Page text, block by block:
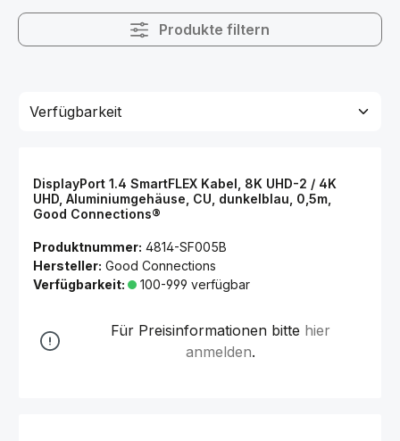
Produkte filtern
DisplayPort 1.4 SmartFLEX Kabel, 8K UHD-2 / 4K
UHD, Aluminiumgehäuse, CU, dunkelblau, 0,5m,
Good Connections®
Produktnummer: 4814-SF005B
Hersteller: Good Connections
Verfügbarkeit:
100-999 verfügbar
Für Preisinformationen bitte hier
anmelden.